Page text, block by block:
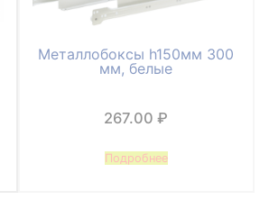
Металлобоксы h150мм 300
мм, белые
267.00₽
Подробнее